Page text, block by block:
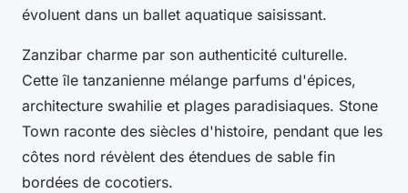
évoluent dans un ballet aquatique saisissant.
Zanzibar charme par son authenticité culturelle.
Cette île tanzanienne mélange parfums d'épices,
architecture swahilie et plages paradisiaques. Stone
Town raconte des siècles d'histoire, pendant que les
côtes nord révèlent des étendues de sable fin
bordées de cocotiers.